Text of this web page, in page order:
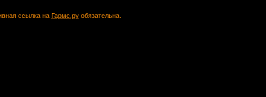
ссылка на Гармс.руобязательна.